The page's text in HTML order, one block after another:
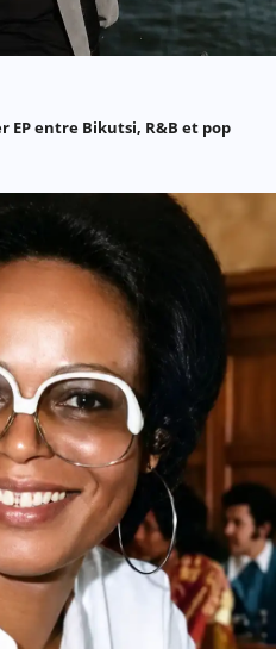
EP entre Bikutsi, R&B et pop